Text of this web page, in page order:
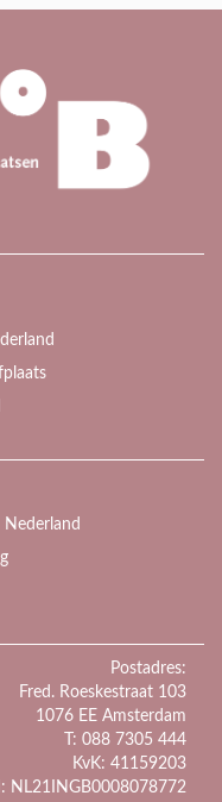
Postadres:
Fred. Roeskestraat 103
1076 EE Amsterdam
T: 088 7305 444
KvK: 41159203
NL21INGB0008078772